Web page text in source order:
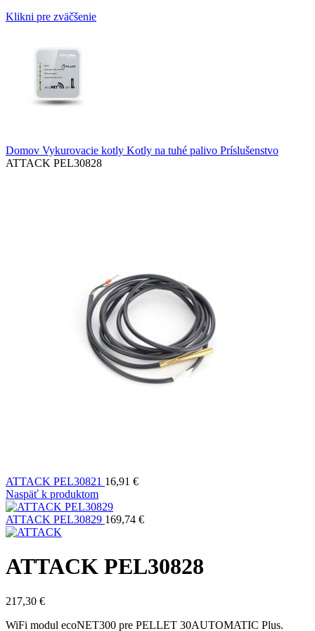
Klikni pre zväčšenie
Domov Vykurovacie kotly Kotly na tuhé palivo Príslušenstvo
ATTACK PEL30828
ATTACK PEL30821 16,91 €
Naspäť k produktom
ATTACK PEL30829 169,74 €
ATTACK PEL30828
217,30 €
WiFi modul ecoNET300 pre PELLET 30AUTOMATIC Plus.